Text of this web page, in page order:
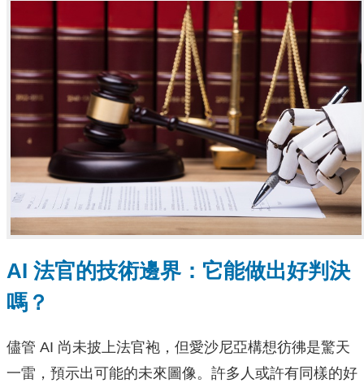
AI 法官的技術邊界：它能做出好判決
嗎？
儘管 AI 尚未披上法官袍，但愛沙尼亞構想彷彿是驚天
一雷，預示出可能的未來圖像。許多人或許有同樣的好